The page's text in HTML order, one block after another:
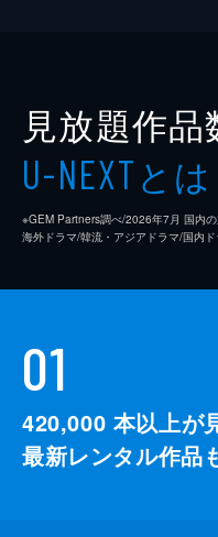
見放題作品
U-NEXTとは
※GEM Partners調べ/2026年7⽉ 国内
海外ドラマ/韓流・アジアドラマ/国内
01
420,000 本以上が
最新レンタル作品